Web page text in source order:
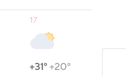
17
+31°+20°